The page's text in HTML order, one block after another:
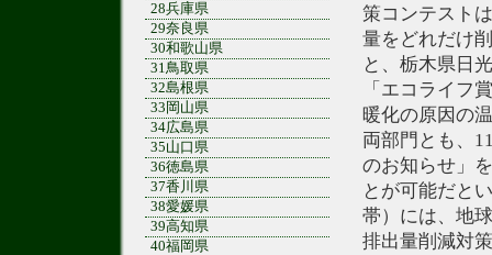
策コンテスト
量をどれだけ
と、栃木県日
「エコライフ
暖化の原因の
両部門とも、
のお知らせ」
とが可能だと
帯）には、地
排出量削減対
28兵庫県
29奈良県
30和歌山県
31鳥取県
32島根県
33岡山県
34広島県
35山口県
36徳島県
37香川県
38愛媛県
39高知県
40福岡県